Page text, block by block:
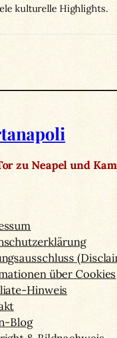
kulturelle Highlights.
zu Neapel und
über Cookies
Hinweis
Blog